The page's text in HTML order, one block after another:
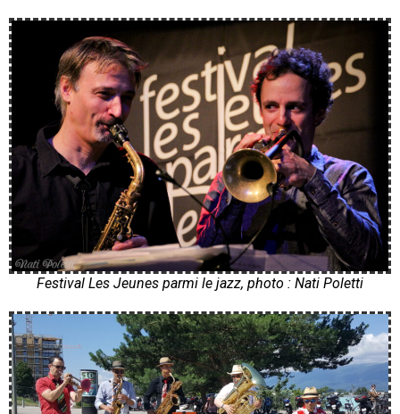
Festival Les Jeunes parmi le jazz, photo : Nati Poletti